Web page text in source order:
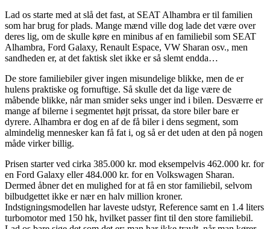
Lad os starte med at slå det fast, at SEAT Alhambra er til familien
som har brug for plads. Mange mænd ville dog lade det være over
deres lig, om de skulle køre en minibus af en familiebil som SEAT
Alhambra, Ford Galaxy, Renault Espace, VW Sharan osv., men
sandheden er, at det faktisk slet ikke er så slemt endda…
De store familiebiler giver ingen misundelige blikke, men de er
hulens praktiske og fornuftige. Så skulle det da lige være de
måbende blikke, når man smider seks unger ind i bilen. Desværre er
mange af bilerne i segmentet højt prissat, da store biler bare er
dyrere. Alhambra er dog en af de få biler i dens segment, som
almindelig mennesker kan få fat i, og så er det uden at den på nogen
måde virker billig.
Prisen starter ved cirka 385.000 kr. mod eksempelvis 462.000 kr. for
en Ford Galaxy eller 484.000 kr. for en Volkswagen Sharan.
Dermed åbner det en mulighed for at få en stor familiebil, selvom
bilbudgettet ikke er nær en halv million kroner.
Indstigningsmodellen har laveste udstyr, Reference samt en 1.4 liters
turbomotor med 150 hk, hvilket passer fint til den store familiebil.